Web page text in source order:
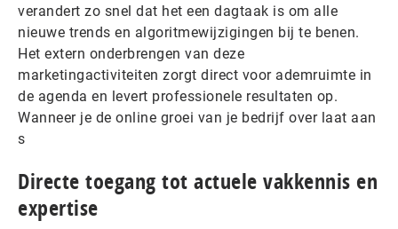
verandert zo snel dat het een dagtaak is om alle
nieuwe trends en algoritmewijzigingen bij te benen.
Het extern onderbrengen van deze
marketingactiviteiten zorgt direct voor ademruimte in
de agenda en levert professionele resultaten op.
Wanneer je de online groei van je bedrijf over laat aan
s
Directe toegang tot actuele vakkennis en
expertise